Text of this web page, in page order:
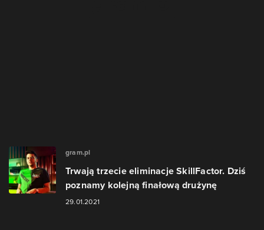
gram.pl
Trwają trzecie eliminacje SkillFactor. Dziś
poznamy kolejną finałową drużynę
29.01.2021